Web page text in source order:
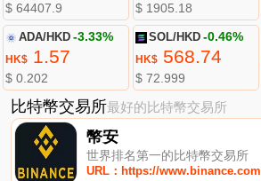
$ 64407.9 $ 1905.18
ADA/HKD -3.33%
HK$1.57
$ 0.202
SOL/HKD -0.46%
HK$ 568.74
$ 72.999
比特幣交易所最好的比特幣交易所
幣安
世界排名第一的比特幣交易所
URL：https://www.binance.com